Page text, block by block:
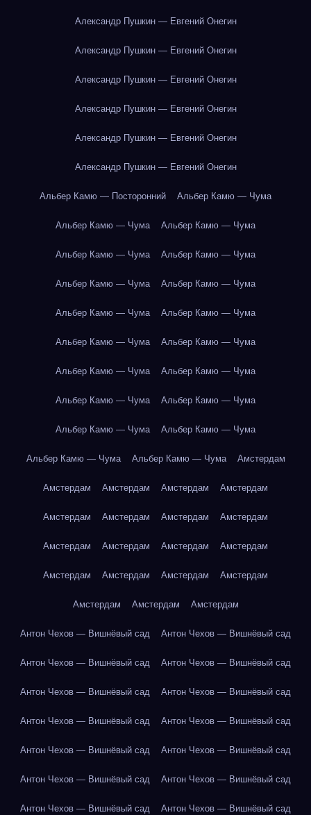
Александр Пушкин — Евгений Онегин
Александр Пушкин — Евгений Онегин
Александр Пушкин — Евгений Онегин
Александр Пушкин — Евгений Онегин
Александр Пушкин — Евгений Онегин
Александр Пушкин — Евгений Онегин
Альбер Камю — Посторонний Альбер Камю — Чума
Альбер Камю — Чума Альбер Камю — Чума
Альбер Камю — Чума Альбер Камю — Чума
Альбер Камю — Чума Альбер Камю — Чума
Альбер Камю — Чума Альбер Камю — Чума
Альбер Камю — Чума Альбер Камю — Чума
Альбер Камю — Чума Альбер Камю — Чума
Альбер Камю — Чума Альбер Камю — Чума
Альбер Камю — Чума Альбер Камю — Чума
Альбер Камю — Чума Альбер Камю — Чума Амстердам
Амстердам Амстердам Амстердам Амстердам
Амстердам Амстердам Амстердам Амстердам
Амстердам Амстердам Амстердам Амстердам
Амстердам Амстердам Амстердам Амстердам
Амстердам Амстердам Амстердам
Антон Чехов — Вишнёвый сад Антон Чехов — Вишнёвый сад
Антон Чехов — Вишнёвый сад Антон Чехов — Вишнёвый сад
Антон Чехов — Вишнёвый сад Антон Чехов — Вишнёвый сад
Антон Чехов — Вишнёвый сад Антон Чехов — Вишнёвый сад
Антон Чехов — Вишнёвый сад Антон Чехов — Вишнёвый сад
Антон Чехов — Вишнёвый сад Антон Чехов — Вишнёвый сад
Антон Чехов — Вишнёвый сад Антон Чехов — Вишнёвый сад